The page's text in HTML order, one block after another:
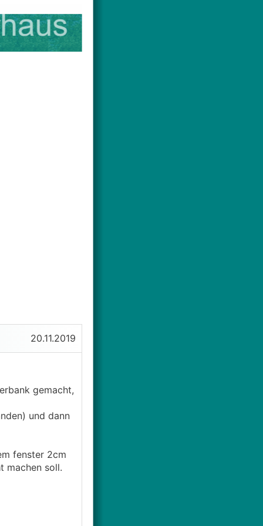
20.11.2019
gemacht,
und dann
fenster 2cm
machen soll.